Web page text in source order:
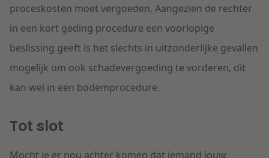
proceskosten moet vergoeden. Aangezien de rechter
in een kort geding procedure een voorlopige
beslissing geeft is het slechts in uitzonderlijke gevallen
mogelijk om ook schadevergoeding te vorderen, dit
kan wel in een bodemprocedure.
Tot slot
Mocht je er nou achter komen dat iemand jouw